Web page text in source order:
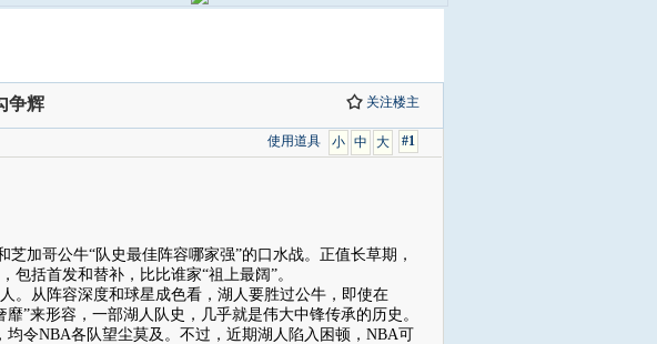
关注楼主
争辉
#1
大
中
小
使用道具
加哥公牛“队史最佳阵容哪家强”的口水战。正值长草期，
括首发和替补，比比谁家“祖上最阔”。
从阵容深度和球星成色看，湖人要胜过公牛，即使在
”来形容，一部湖人队史，几乎就是伟大中锋传承的历史。
令NBA各队望尘莫及。不过，近期湖人陷入困顿，NBA可